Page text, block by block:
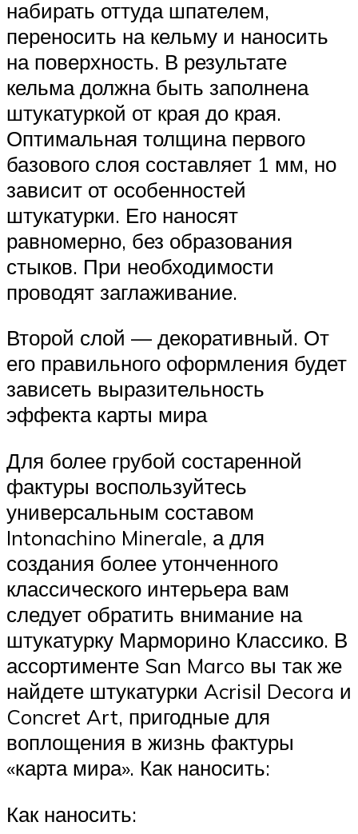
набирать оттуда шпателем,
переносить на кельму и наносить
на поверхность. В результате
кельма должна быть заполнена
штукатуркой от края до края.
Оптимальная толщина первого
базового слоя составляет 1 мм, но
зависит от особенностей
штукатурки. Его наносят
равномерно, без образования
стыков. При необходимости
проводят заглаживание.
Второй слой — декоративный. От
его правильного оформления будет
зависеть выразительность
эффекта карты мира
Для более грубой состаренной
фактуры воспользуйтесь
универсальным составом
Intonachino Minerale, а для
создания более утонченного
классического интерьера вам
следует обратить внимание на
штукатурку Марморино Классико. В
ассортименте San Marco вы так же
найдете штукатурки Acrisil Decora и
Concret Art, пригодные для
воплощения в жизнь фактуры
«карта мира». Как наносить:
Как наносить: